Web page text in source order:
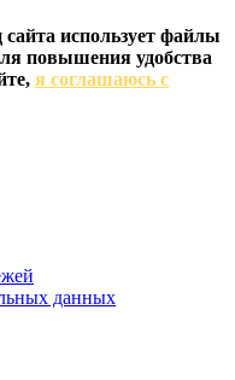
использует файлы
повышения удобства
я соглашаюсь с
данных